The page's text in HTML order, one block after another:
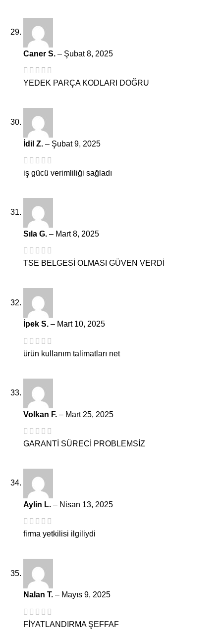
Caner S. – Şubat 8, 2025
YEDEK PARÇA KODLARI DOĞRU
İdil Z. – Şubat 9, 2025
iş gücü verimliliği sağladı
Sıla G. – Mart 8, 2025
TSE BELGESİ OLMASI GÜVEN VERDİ
İpek S. – Mart 10, 2025
ürün kullanım talimatları net
Volkan F. – Mart 25, 2025
GARANTİ SÜRECİ PROBLEMSİZ
Aylin L. – Nisan 13, 2025
firma yetkilisi ilgiliydi
Nalan T. – Mayıs 9, 2025
FİYATLANDIRMA ŞEFFAF